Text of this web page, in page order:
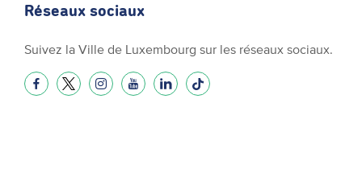
Réseaux sociaux
Suivez la Ville de Luxembourg sur les réseaux sociaux.